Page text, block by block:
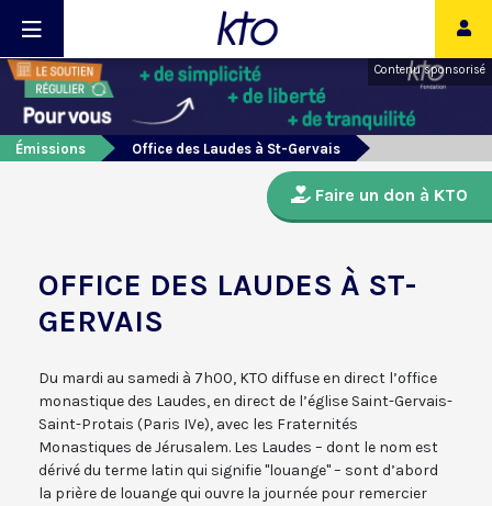
Contenu sponsorisé
Émissions Office des Laudes à St-Gervais
Faire un don à KTO
OFFICE DES LAUDES À ST-
GERVAIS
Du mardi au samedi à 7h00, KTO diffuse en direct l’office
monastique des Laudes, en direct de l’église Saint-Gervais-
Saint-Protais (Paris IVe), avec les Fraternités
Monastiques de Jérusalem. Les Laudes – dont le nom est
dérivé du terme latin qui signifie "louange" – sont d’abord
la prière de louange qui ouvre la journée pour remercier